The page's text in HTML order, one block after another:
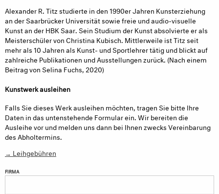
Alexander R. Titz studierte in den 1990er Jahren Kunsterziehung
an der Saarbrücker Universität sowie freie und audio-visuelle
Kunst an der HBK Saar. Sein Studium der Kunst absolvierte er als
Meisterschüler von Christina Kubisch. Mittlerweile ist Titz seit
mehr als 10 Jahren als Kunst- und Sportlehrer tätig und blickt auf
zahlreiche Publikationen und Ausstellungen zurück. (Nach einem
Beitrag von Selina Fuchs, 2020)
Kunstwerk ausleihen
Falls Sie dieses Werk ausleihen möchten, tragen Sie bitte Ihre
Daten in das untenstehende Formular ein. Wir bereiten die
Ausleihe vor und melden uns dann bei Ihnen zwecks Vereinbarung
des Abholtermins.
→ Leihgebühren
FIRMA